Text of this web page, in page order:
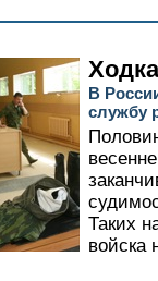
В
службу
Таких
войска